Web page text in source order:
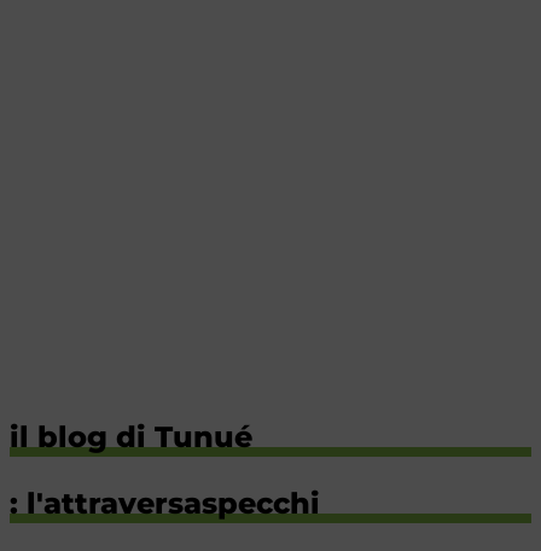
il blog di Tunué
: l'attraversaspecchi